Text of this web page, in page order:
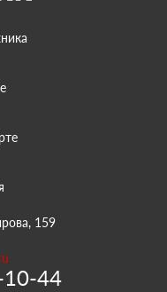
159
10-44